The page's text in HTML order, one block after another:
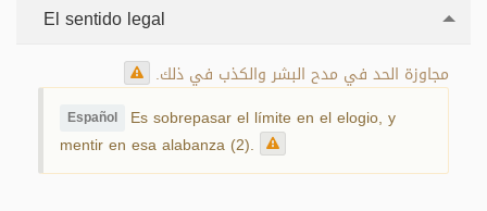
El sentido legal
مجاوزة الحد في مدح البشر والكذب في ذلك.
Español Es sobrepasar el límite en el elogio, y
mentir en esa alabanza (2).